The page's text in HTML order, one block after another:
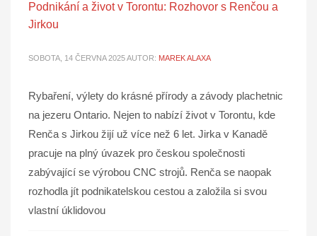
Podnikání a život v Torontu: Rozhovor s Renčou a
Jirkou
SOBOTA, 14 ČERVNA 2025AUTOR: MAREK ALAXA
Rybaření, výlety do krásné přírody a závody plachetnic
na jezeru Ontario. Nejen to nabízí život v Torontu, kde
Renča s Jirkou žijí už více než 6 let. Jirka v Kanadě
pracuje na plný úvazek pro českou společnosti
zabývající se výrobou CNC strojů. Renča se naopak
rozhodla jít podnikatelskou cestou a založila si svou
vlastní úklidovou